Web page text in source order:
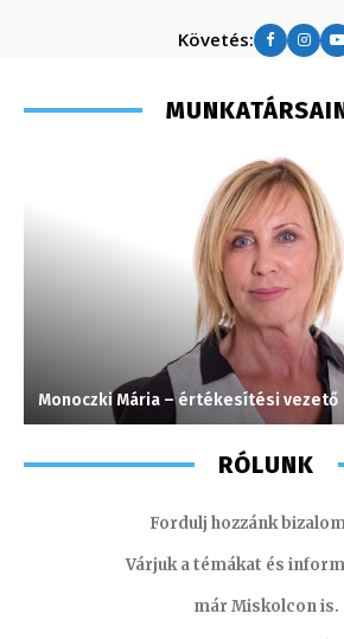
Követés:
Monoczki Mária – értékesítési vezető
RÓLUNK
Fordulj hozzánk
Várjuk a témákat és
már Miskolcon is.